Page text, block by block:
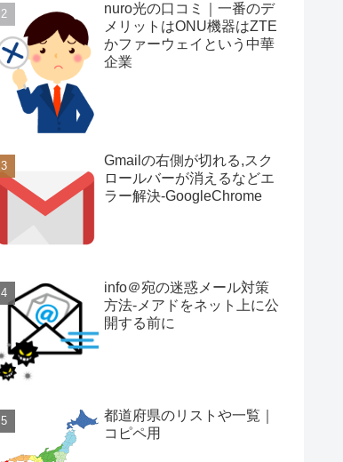
nuro光の口コミ｜一番のデ
メリットはONU機器はZTE
かファーウェイという中華
企業
Gmailの右側が切れる,スク
ロールバーが消えるなどエ
ラー解決-GoogleChrome
info＠宛の迷惑メール対策
方法-メアドをネット上に公
開する前に
都道府県のリストや一覧｜
コピペ用